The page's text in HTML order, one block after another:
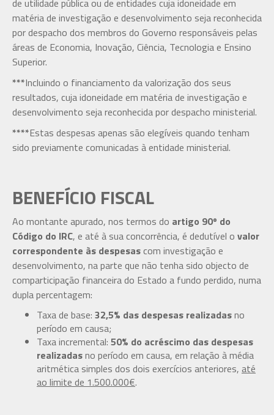
de utilidade pública ou de entidades cuja idoneidade em
matéria de investigação e desenvolvimento seja reconhecida
por despacho dos membros do Governo responsáveis pelas
áreas de Economia, Inovação, Ciência, Tecnologia e Ensino
Superior.
***Incluindo o financiamento da valorização dos seus
resultados, cuja idoneidade em matéria de investigação e
desenvolvimento seja reconhecida por despacho ministerial.
****Estas despesas apenas são elegíveis quando tenham
sido previamente comunicadas à entidade ministerial.
BENEFÍCIO FISCAL
Ao montante apurado, nos termos do artigo 90º do
Código do IRC, e até à sua concorrência, é dedutível o valor
correspondente às despesascom investigação e
desenvolvimento, na parte que não tenha sido objecto de
comparticipação financeira do Estado a fundo perdido, numa
dupla percentagem:
Taxa de base: 32,5% das despesas realizadasno
período em causa;
Taxa incremental: 50% do acréscimo das despesas
realizadasno período em causa, em relação à média
aritmética simples dos dois exercícios anteriores, até
ao limite de 1.500.000€.